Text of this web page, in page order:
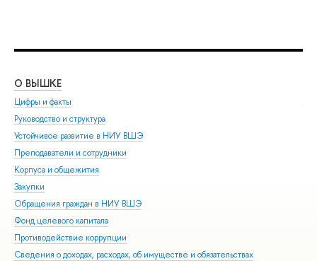
О ВЫШКЕ
Цифры и факты
Руководство и структура
Устойчивое развитие в НИУ ВШЭ
Преподаватели и сотрудники
Корпуса и общежития
Закупки
Обращения граждан в НИУ ВШЭ
Фонд целевого капитала
Противодействие коррупции
Сведения о доходах, расходах, об имуществе и обязательствах